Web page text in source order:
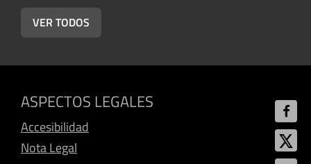
VER TODOS
ASPECTOS LEGALES
Accesibilidad
Nota Legal